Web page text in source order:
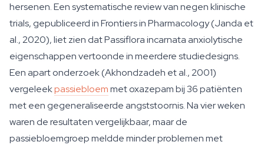
hersenen. Een systematische review van negen klinische
trials, gepubliceerd inFrontiers in Pharmacology(Janda et
al., 2020), liet zien datPassiflora incarnataanxiolytische
eigenschappen vertoonde in meerdere studiedesigns.
Een apart onderzoek (Akhondzadeh et al., 2001)
vergeleekpassiebloemmet oxazepam bij 36 patiënten
met een gegeneraliseerde angststoornis. Na vier weken
waren de resultaten vergelijkbaar, maar de
passiebloemgroep meldde minder problemen met